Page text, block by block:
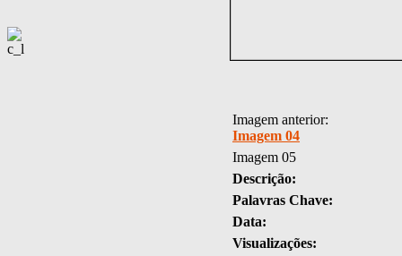
Imagem anterior:
Imagem 04
Imagem 05
Descrição:
Palavras Chave:
Data:
Visualizações: